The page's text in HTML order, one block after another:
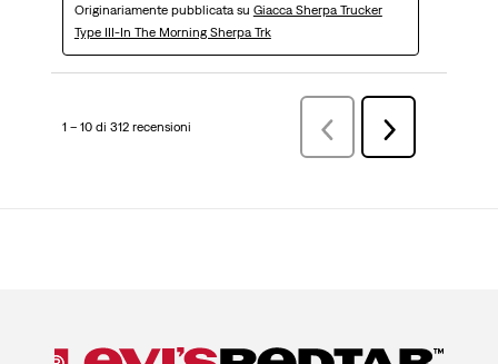
Originariamente pubblicata su Giacca Sherpa Trucker
Type III-In The Morning Sherpa Trk
1 – 10 di 312 recensioni Precedenterecensioni
Successiva
recensioni